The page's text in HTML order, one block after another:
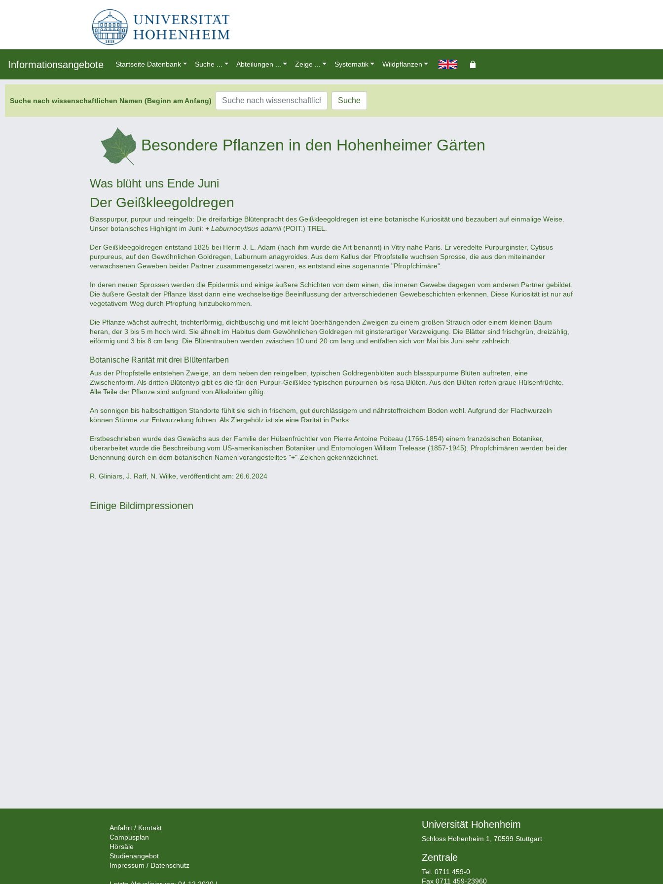
Informationsangebote Startseite Datenbank Suche ... Abteilungen ... Zeige ... Systematik Wildpflanzen
Suche nach wissenschaftlichen Namen (Beginn am Anfang) Suche
Besondere Pflanzen in den Hohenheimer Gärten
Was blüht uns Ende Juni
Der Geißkleegoldregen
Blasspurpur, purpur und reingelb: Die dreifarbige Blütenpracht des Geißkleegoldregen ist eine botanische Kuriosität und bezaubert auf einmalige Weise.
Unser botanisches Highlight im Juni: + Laburnocytisus adamii(POIT.) TREL.
Der Geißkleegoldregen entstand 1825 bei Herrn J. L. Adam (nach ihm wurde die Art benannt) in Vitry nahe Paris. Er veredelte Purpurginster, Cytisus
purpureus, auf den Gewöhnlichen Goldregen, Laburnum anagyroides. Aus dem Kallus der Pfropfstelle wuchsen Sprosse, die aus den miteinander
verwachsenen Geweben beider Partner zusammengesetzt waren, es entstand eine sogenannte "Pfropfchimäre".
In deren neuen Sprossen werden die Epidermis und einige äußere Schichten von dem einen, die inneren Gewebe dagegen vom anderen Partner gebildet.
Die äußere Gestalt der Pflanze lässt dann eine wechselseitige Beeinflussung der artverschiedenen Gewebeschichten erkennen. Diese Kuriosität ist nur auf
vegetativem Weg durch Pfropfung hinzubekommen.
Die Pflanze wächst aufrecht, trichterförmig, dichtbuschig und mit leicht überhängenden Zweigen zu einem großen Strauch oder einem kleinen Baum
heran, der 3 bis 5 m hoch wird. Sie ähnelt im Habitus dem Gewöhnlichen Goldregen mit ginsterartiger Verzweigung. Die Blätter sind frischgrün, dreizählig,
eiförmig und 3 bis 8 cm lang. Die Blütentrauben werden zwischen 10 und 20 cm lang und entfalten sich von Mai bis Juni sehr zahlreich.
Botanische Rarität mit drei Blütenfarben
Aus der Pfropfstelle entstehen Zweige, an dem neben den reingelben, typischen Goldregenblüten auch blasspurpurne Blüten auftreten, eine
Zwischenform. Als dritten Blütentyp gibt es die für den Purpur-Geißklee typischen purpurnen bis rosa Blüten. Aus den Blüten reifen graue Hülsenfrüchte.
Alle Teile der Pflanze sind aufgrund von Alkaloiden giftig.
An sonnigen bis halbschattigen Standorte fühlt sie sich in frischem, gut durchlässigem und nährstoffreichem Boden wohl. Aufgrund der Flachwurzeln
können Stürme zur Entwurzelung führen. Als Ziergehölz ist sie eine Rarität in Parks.
Erstbeschrieben wurde das Gewächs aus der Familie der Hülsenfrüchtler von Pierre Antoine Poiteau (1766-1854) einem französischen Botaniker,
überarbeitet wurde die Beschreibung vom US-amerikanischen Botaniker und Entomologen William Trelease (1857-1945). Pfropfchimären werden bei der
Benennung durch ein dem botanischen Namen vorangestelltes "+"-Zeichen gekennzeichnet.
R. Gliniars, J. Raff, N. Wilke, veröffentlicht am: 26.6.2024
Einige Bildimpressionen
Anfahrt / Kontakt
Campusplan
Hörsäle
Studienangebot
Impressum / Datenschutz
Universität Hohenheim
Schloss Hohenheim 1, 70599 Stuttgart
Zentrale
Tel.0711 459-0
Fax 0711 459-23960